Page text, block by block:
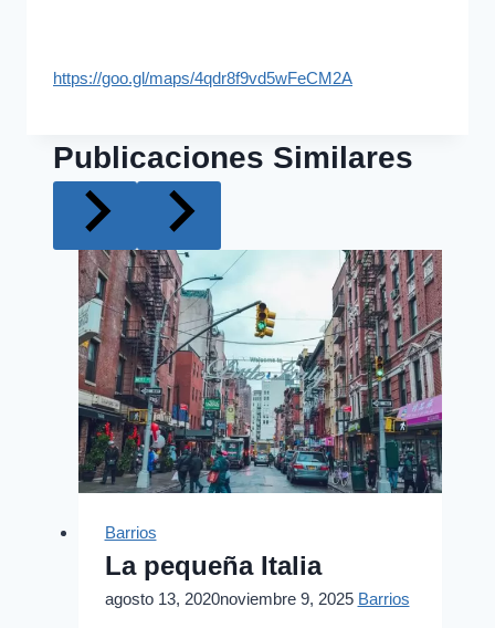
https://goo.gl/maps/4qdr8f9vd5wFeCM2A
Publicaciones Similares
Barrios
La pequeña Italia
agosto 13, 2020noviembre 9, 2025 Barrios